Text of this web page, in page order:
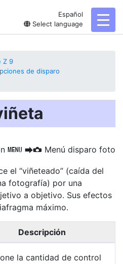
Español
Select language
Z 9
de disparo
G UC Menú disparo foto
el “viñeteado” (caída del
fotografía) por una
a objetivo. Sus efectos
máximo.
Descripción
la cantidad de control